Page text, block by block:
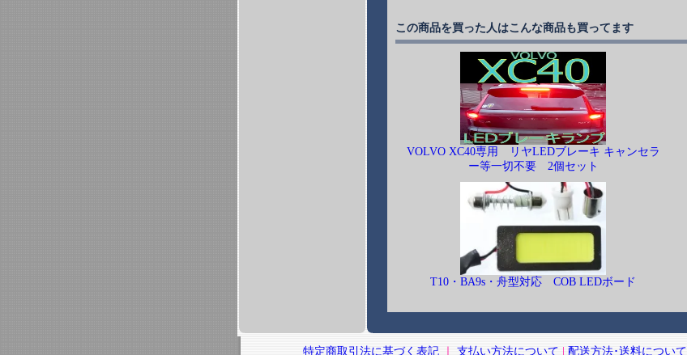
この商品を買った人はこんな商品も買ってます
VOLVO XC40専用 リヤLEDブレーキ キャンセラ
ー等一切不要 2個セット
T10・BA9s・舟型対応 COB LEDボード
特定商取引法に基づく表記 支払い方法について 配送方法･送料について